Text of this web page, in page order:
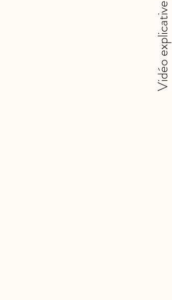
Vidéo explicative